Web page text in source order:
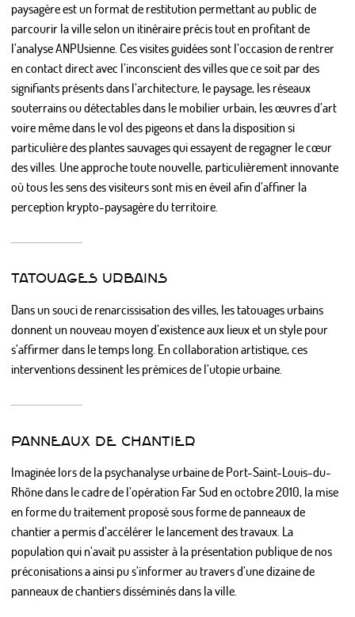
paysagère est un format de restitution permettant au public de
parcourir la ville selon un itinéraire précis tout en profitant de
l’analyse ANPUsienne. Ces visites guidées sont l’occasion de rentrer
en contact direct avec l’inconscient des villes que ce soit par des
signifiants présents dans l’architecture, le paysage, les réseaux
souterrains ou détectables dans le mobilier urbain, les œuvres d’art
voire même dans le vol des pigeons et dans la disposition si
particulière des plantes sauvages qui essayent de regagner le cœur
des villes. Une approche toute nouvelle, particulièrement innovante
où tous les sens des visiteurs sont mis en éveil afin d’affiner la
perception krypto-paysagère du territoire.
TATOUAGES URBAINS
Dans un souci de renarcissisation des villes, les tatouages urbains
donnent un nouveau moyen d’existence aux lieux et un style pour
s’affirmer dans le temps long. En collaboration artistique, ces
interventions dessinent les prémices de l’utopie urbaine.
PANNEAUX DE CHANTIER
Imaginée lors de la psychanalyse urbaine de Port-Saint-Louis-du-
Rhône dans le cadre de l’opération Far Sud en octobre 2010, la mise
en forme du traitement proposé sous forme de panneaux de
chantier a permis d’accélérer le lancement des travaux. La
population qui n’avait pu assister à la présentation publique de nos
préconisations a ainsi pu s’informer au travers d’une dizaine de
panneaux de chantiers disséminés dans la ville.